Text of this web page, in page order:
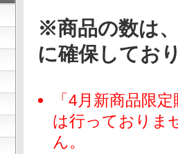
※商品の数は
に確保してお
「4月新商品限
は行っておりま
ん。